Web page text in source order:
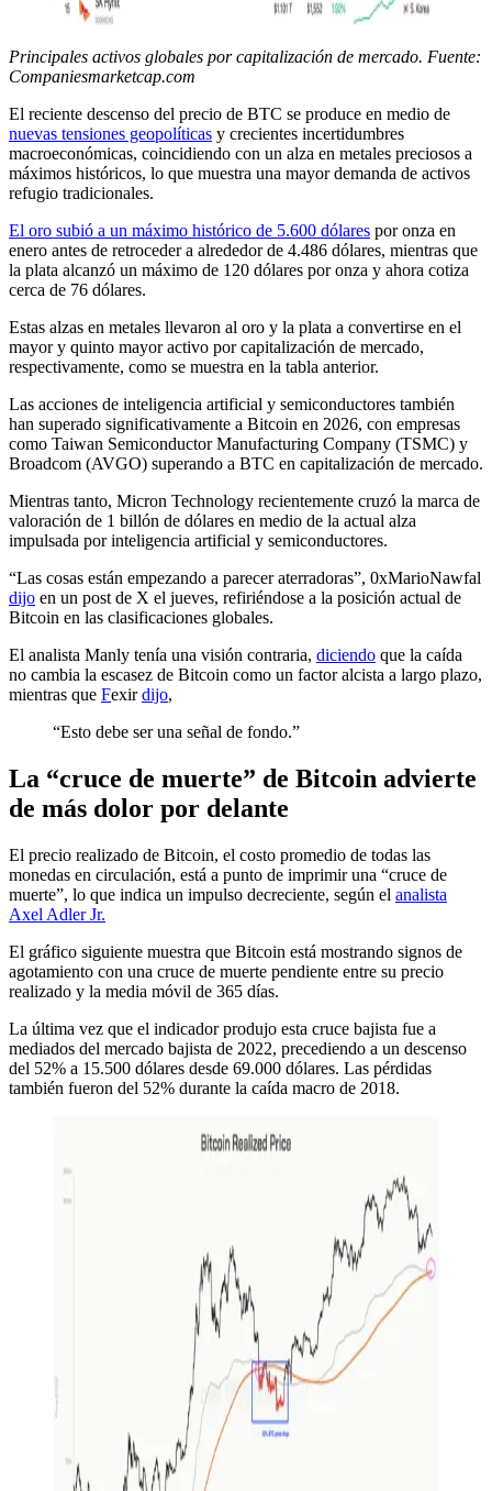
Principales activos globales por capitalización de mercado. Fuente:
Companiesmarketcap.com
El reciente descenso del precio de BTC se produce en medio de
nuevas tensiones geopolíticas y crecientes incertidumbres
macroeconómicas, coincidiendo con un alza en metales preciosos a
máximos históricos, lo que muestra una mayor demanda de activos
refugio tradicionales.
El oro subió a un máximo histórico de 5.600 dólares por onza en
enero antes de retroceder a alrededor de 4.486 dólares, mientras que
la plata alcanzó un máximo de 120 dólares por onza y ahora cotiza
cerca de 76 dólares.
Estas alzas en metales llevaron al oro y la plata a convertirse en el
mayor y quinto mayor activo por capitalización de mercado,
respectivamente, como se muestra en la tabla anterior.
Las acciones de inteligencia artificial y semiconductores también
han superado significativamente a Bitcoin en 2026, con empresas
como Taiwan Semiconductor Manufacturing Company (TSMC) y
Broadcom (AVGO) superando a BTC en capitalización de mercado.
Mientras tanto, Micron Technology recientemente cruzó la marca de
valoración de 1 billón de dólares en medio de la actual alza
impulsada por inteligencia artificial y semiconductores.
“Las cosas están empezando a parecer aterradoras”, 0xMarioNawfal
dijo en un post de X el jueves, refiriéndose a la posición actual de
Bitcoin en las clasificaciones globales.
El analista Manly tenía una visión contraria, diciendo que la caída
no cambia la escasez de Bitcoin como un factor alcista a largo plazo,
mientras que Fexirdijo,
“Esto debe ser una señal de fondo.”
La “cruce de muerte” de Bitcoin advierte
de más dolor por delante
El precio realizado de Bitcoin, el costo promedio de todas las
monedas en circulación, está a punto de imprimir una “cruce de
muerte”, lo que indica un impulso decreciente, según el analista
Axel Adler Jr.
El gráfico siguiente muestra que Bitcoin está mostrando signos de
agotamiento con una cruce de muerte pendiente entre su precio
realizado y la media móvil de 365 días.
La última vez que el indicador produjo esta cruce bajista fue a
mediados del mercado bajista de 2022, precediendo a un descenso
del 52% a 15.500 dólares desde 69.000 dólares. Las pérdidas
también fueron del 52% durante la caída macro de 2018.